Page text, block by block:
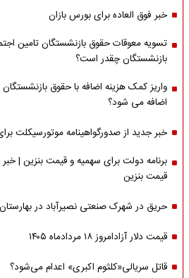
خبر فوق العاده برای بورس بازان
تسویه معوقات حقوق بازنشستگان تامین
بازنشستگان چقدر است؟
واریز کمک هزینه اضافه با حقوق
اضافه می شود؟
خبر جدید از صدورگواهینامه موتورسیکلت
برنامه دولت برای سهمیه و قیمت بنزین |
قیمت بنزین
حریق در شهرک صنعتی نصیرآباد در
قیمت دلار آزادامروز ۱۸ مردادماه ۱۴۰۵
قاتل سریالی«کلثوم اکبری» اعدام می‌شود؟